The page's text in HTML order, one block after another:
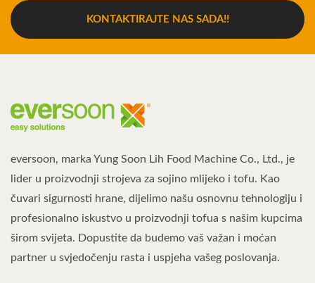
KONTAKTIRAJTE NAS SADA!!
eversoon, marka Yung Soon Lih Food Machine Co., Ltd., je
lider u proizvodnji strojeva za sojino mlijeko i tofu. Kao
čuvari sigurnosti hrane, dijelimo našu osnovnu tehnologiju i
profesionalno iskustvo u proizvodnji tofua s našim kupcima
širom svijeta. Dopustite da budemo vaš važan i moćan
partner u svjedočenju rasta i uspjeha vašeg poslovanja.